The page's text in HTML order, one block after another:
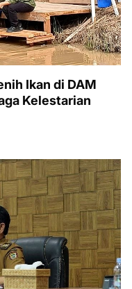
Ikan di DAM
Kelestarian